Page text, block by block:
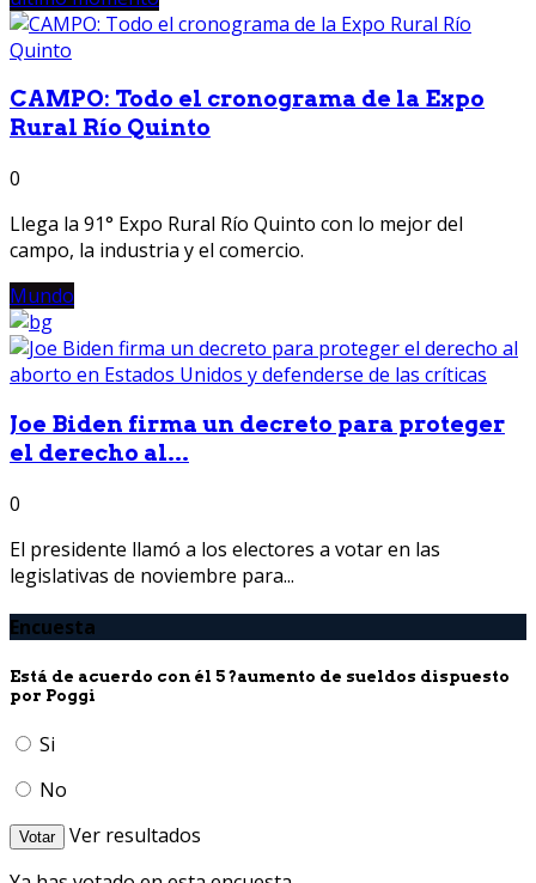
CAMPO: Todo el cronograma de la Expo
Rural Río Quinto
0
Llega la 91° Expo Rural Río Quinto con lo mejor del
campo, la industria y el comercio.
Mundo
Joe Biden firma un decreto para proteger
el derecho al...
0
El presidente llamó a los electores a votar en las
legislativas de noviembre para...
Encuesta
Está de acuerdo con él 5 ?aumento de sueldos dispuesto
por Poggi
Si
No
Votar
Ver resultados